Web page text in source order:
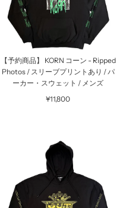
【予約商品】 KORN コーン - Ripped
Photos / スリーブプリントあり / パ
ーカー・スウェット / メンズ
¥11,800